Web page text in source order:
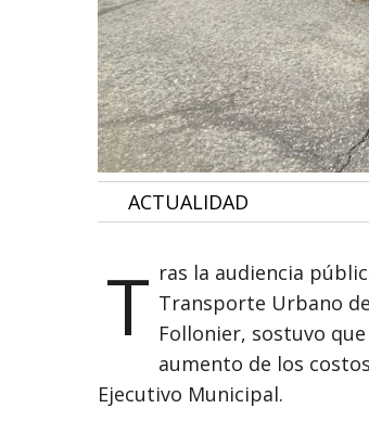
ACTUALIDAD
T ras la audiencia
Transporte Urbano
Follonier, sostuvo
aumento de los
Ejecutivo Municipal.